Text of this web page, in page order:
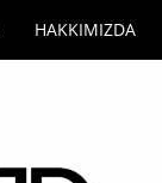
HAKKIMIZDA